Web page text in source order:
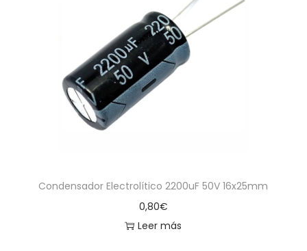
Condensador Electrolítico 2200uF 50V 16x25mm
0,80€
Leer más